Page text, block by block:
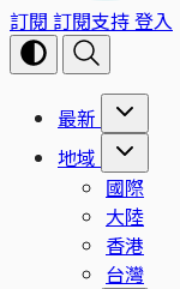
訂閱 訂閱支持登入
最新
地域
國際
大陸
香港
台灣